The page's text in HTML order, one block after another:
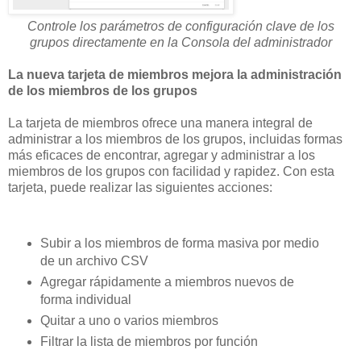
Controle los parámetros de configuración clave de los
grupos directamente en la Consola del administrador
La nueva tarjeta de miembros mejora la administración
de los miembros de los grupos
La tarjeta de miembros ofrece una manera integral de
administrar a los miembros de los grupos, incluidas formas
más eficaces de encontrar, agregar y administrar a los
miembros de los grupos con facilidad y rapidez. Con esta
tarjeta, puede realizar las siguientes acciones:
Subir a los miembros de forma masiva por medio
de un archivo CSV
Agregar rápidamente a miembros nuevos de
forma individual
Quitar a uno o varios miembros
Filtrar la lista de miembros por función